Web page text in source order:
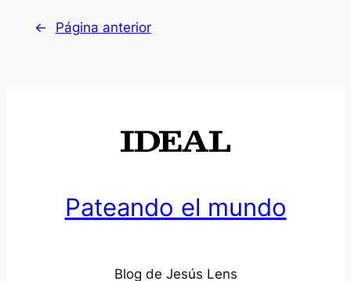
← Página anterior
Pateando el mundo
Blog de Jesús Lens